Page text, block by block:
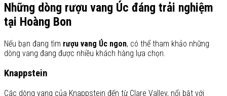
Những dòng rượu vang Úc đáng trải nghiệm
tại Hoàng Bon
Nếu bạn đang tìm rượu vang Úc ngon, có thể tham khảo những
dòng vang đang được nhiều khách hàng lựa chọn.
Knappstein
Các dòng vang của Knappstein đến từ Clare Valley, nổi bật với